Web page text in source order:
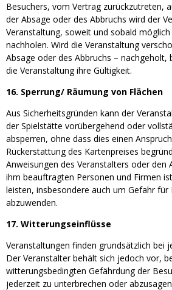
Besuchers, vom Vertrag zurückzutreten,
der Absage oder des Abbruchs wird der
Veranstaltung, soweit und sobald
nachholen. Wird die Veranstaltung
Absage oder des Abbruchs – nachgeholt,
die Veranstaltung ihre Gültigkeit.
16. Sperrung/ Räumung von Flächen
Aus Sicherheitsgründen kann der
der Spielstätte vorübergehend oder
absperren, ohne dass dies einen
Rückerstattung des Kartenpreises
Anweisungen des Veranstalters oder den
ihm beauftragten Personen und Firmen
leisten, insbesondere auch um Gefahr für
abzuwenden.
17. Witterungseinflüsse
Veranstaltungen finden grundsätzlich bei
Der Veranstalter behält sich jedoch vor,
witterungsbedingten Gefährdung der
jederzeit zu unterbrechen oder